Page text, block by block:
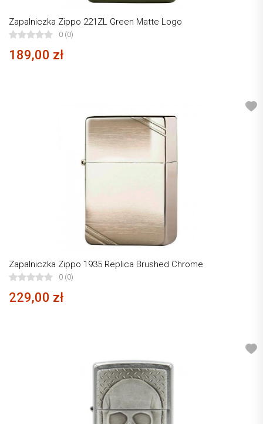
Zapalniczka Zippo 221ZL Green Matte Logo
0 (0)
189,00 zł
Zapalniczka Zippo 1935 Replica Brushed Chrome
0 (0)
229,00 zł